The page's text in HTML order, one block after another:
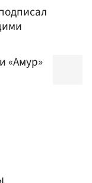
«Амур»